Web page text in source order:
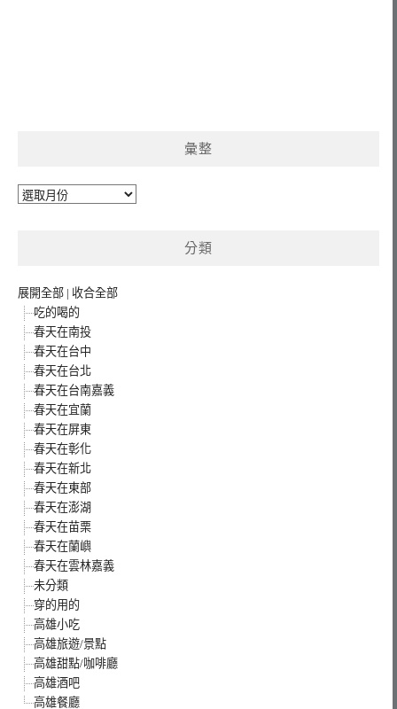
彙整
彙
分類
展開全部 | 收合全部
吃的喝的
春天在南投
春天在台中
春天在台北
春天在台南嘉義
春天在宜蘭
春天在屏東
春天在彰化
春天在新北
春天在東部
春天在澎湖
春天在苗栗
春天在蘭嶼
春天在雲林嘉義
未分類
穿的用的
高雄小吃
高雄旅遊/景點
高雄甜點/咖啡廳
高雄酒吧
高雄餐廳